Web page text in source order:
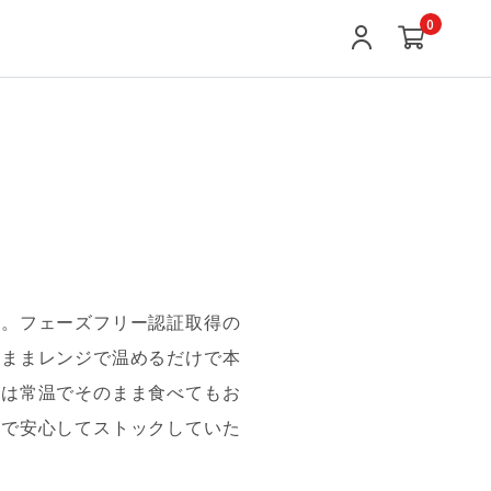
0
フェーズフリー認証取得の
まレンジで温めるだけで本
常温でそのまま食べてもお
安心してストックしていた